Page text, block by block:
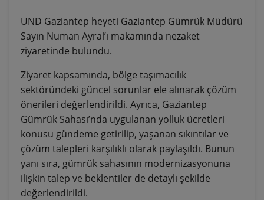
UND Gaziantep heyeti Gaziantep Gümrük Müdürü
Sayın Numan Ayral’ı makamında nezaket
ziyaretinde bulundu.
Ziyaret kapsamında, bölge taşımacılık
sektöründeki güncel sorunlar ele alınarak çözüm
önerileri değerlendirildi. Ayrıca, Gaziantep
Gümrük Sahası’nda uygulanan yolluk ücretleri
konusu gündeme getirilip, yaşanan sıkıntılar ve
çözüm talepleri karşılıklı olarak paylaşıldı. Bunun
yanı sıra, gümrük sahasının modernizasyonuna
ilişkin talep ve beklentiler de detaylı şekilde
değerlendirildi.